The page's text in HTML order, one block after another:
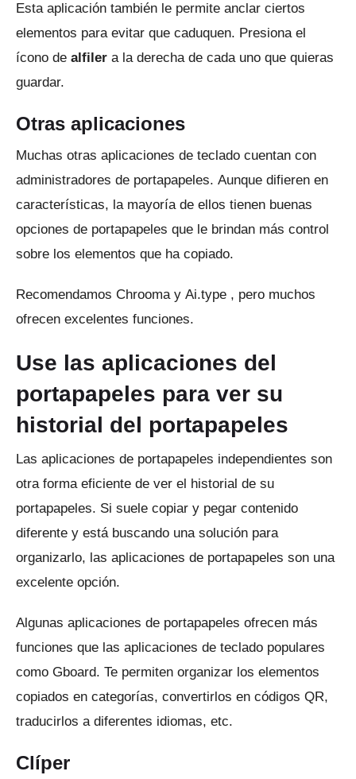
Esta aplicación también le permite anclar ciertos
elementos para evitar que caduquen. Presiona el
ícono de alfiler a la derecha de cada uno que quieras
guardar.
Otras aplicaciones
Muchas otras aplicaciones de teclado cuentan con
administradores de portapapeles. Aunque difieren en
características, la mayoría de ellos tienen buenas
opciones de portapapeles que le brindan más control
sobre los elementos que ha copiado.
Recomendamos Chroomay Ai.type , pero muchos
ofrecen excelentes funciones.
Use las aplicaciones del
portapapeles para ver su
historial del portapapeles
Las aplicaciones de portapapeles independientes son
otra forma eficiente de ver el historial de su
portapapeles. Si suele copiar y pegar contenido
diferente y está buscando una solución para
organizarlo, las aplicaciones de portapapeles son una
excelente opción.
Algunas aplicaciones de portapapeles ofrecen más
funciones que las aplicaciones de teclado populares
como Gboard. Te permiten organizar los elementos
copiados en categorías, convertirlos en códigos QR,
traducirlos a diferentes idiomas, etc.
Clíper